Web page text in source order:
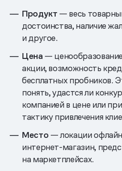
Продукт — весь
достоинства, наличие
и другое.
Цена —
акции, возможность
бесплатных пробников.
понять, удастся ли
компанией в цене или
тактику привлечения
Место — локации
интернет-магазин,
на маркетплейсах.